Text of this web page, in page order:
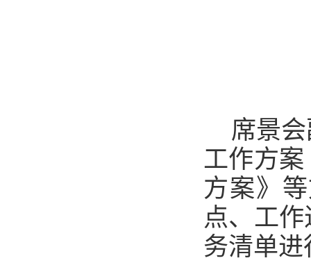
席景
工作方
方案》
点、工
务清单